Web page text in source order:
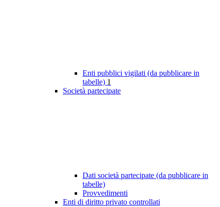
Enti pubblici vigilati (da pubblicare in
tabelle) 1
Società partecipate
Dati società partecipate (da pubblicare in
tabelle)
Provvedimenti
Enti di diritto privato controllati